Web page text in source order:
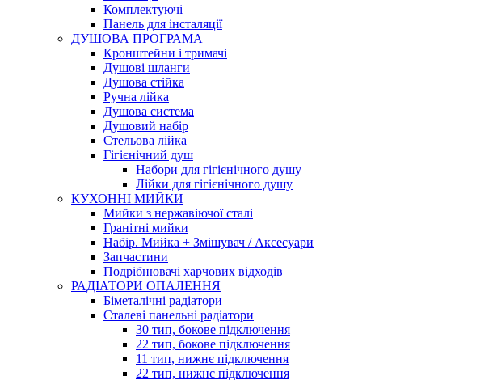
Комплектуючі
Панель для інсталяції
ДУШОВА ПРОГРАМА
Кронштейни і тримачі
Душові шланги
Душова стійка
Ручна лійка
Душова система
Душовий набір
Стельова лійка
Гігієнічний душ
Набори для гігієнічного душу
Лійки для гігієнічного душу
КУХОННІ МИЙКИ
Мийки з нержавіючої сталі
Гранітні мийки
Набір. Мийка + Змішувач / Аксесуари
Запчастини
Подрібнювачі харчових відходів
РАДІАТОРИ ОПАЛЕННЯ
Біметалічні радіатори
Сталеві панельні радіатори
30 тип, бокове підключення
22 тип, бокове підключення
11 тип, нижнє підключення
22 тип, нижнє підключення